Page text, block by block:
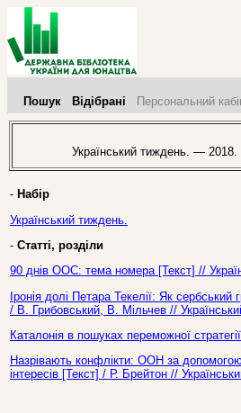
Пошук Відібрані Персональний
Український тиждень. —
- Набір
Український тиждень.
- Статті, розділи
90 днів ООС: тема номера [Текст] //
Іронія долі Петара Текелії: Як
/ В. Грибовський, В. Мільчев //
Каталонія в пошуках переможної
Назрівають конфлікти: ООН за
інтересів [Текст] / Р. Брейтон //